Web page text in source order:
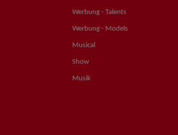
Werbung - Talents
Werbung - Models
Musical
Show
Musik